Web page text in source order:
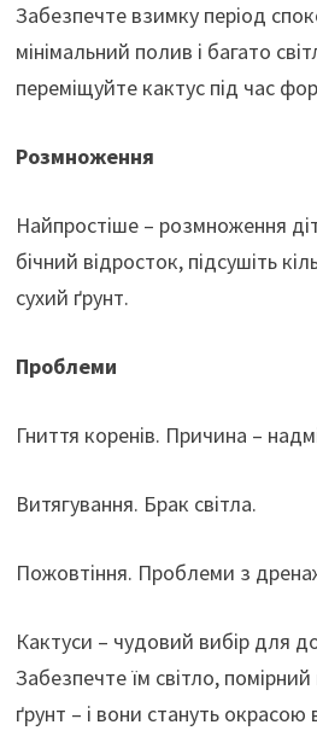
Забезпечте взимку період
мінімальний полив і багато
переміщуйте кактус під час
Розмноження
Найпростіше – розмноження
бічний відросток, підсушіть
сухий ґрунт.
Проблеми
Гниття коренів. Причина –
Витягування. Брак світла.
Пожовтіння. Проблеми з
Кактуси – чудовий вибір для
Забезпечте їм світло,
ґрунт – і вони стануть окрасою